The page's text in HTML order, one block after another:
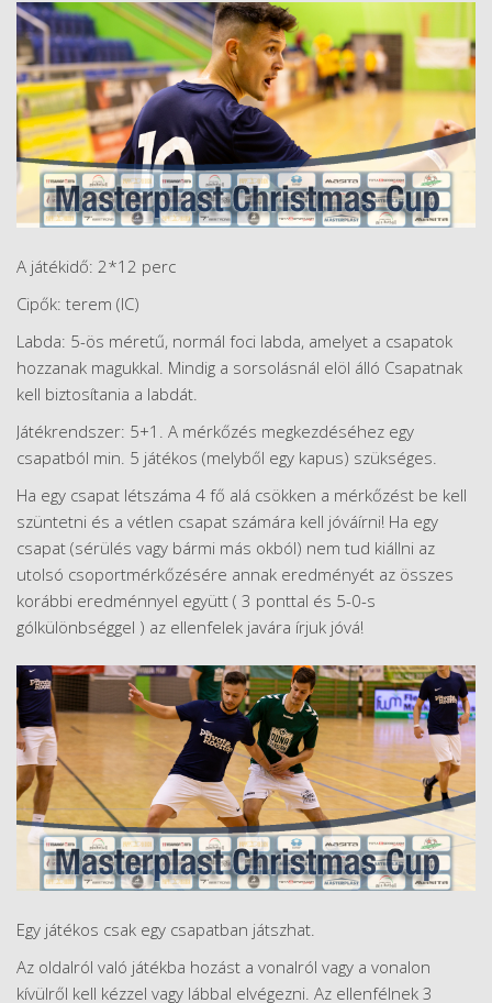
A játékidő: 2*12 perc
Cipők: terem (IC)
Labda: 5-ös méretű, normál foci labda, amelyet a csapatok
hozzanak magukkal. Mindig a sorsolásnál elöl álló Csapatnak
kell biztosítania a labdát.
Játékrendszer: 5+1. A mérkőzés megkezdéséhez egy
csapatból min. 5 játékos (melyből egy kapus) szükséges.
Ha egy csapat létszáma 4 fő alá csökken a mérkőzést be kell
szüntetni és a vétlen csapat számára kell jóváírni! Ha egy
csapat (sérülés vagy bármi más okból) nem tud kiállni az
utolsó csoportmérkőzésére annak eredményét az összes
korábbi eredménnyel együtt ( 3 ponttal és 5-0-s
gólkülönbséggel ) az ellenfelek javára írjuk jóvá!
Egy játékos csak egy csapatban játszhat.
Az oldalról való játékba hozást a vonalról vagy a vonalon
kívülről kell kézzel vagy lábbal elvégezni. Az ellenfélnek 3